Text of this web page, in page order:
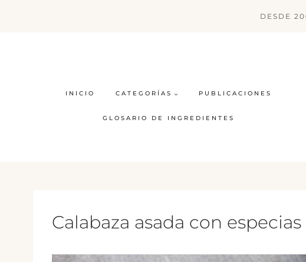
DESDE
INICIO CATEGORÍAS PUBLICACIONES
GLOSARIO DE INGREDIENTES
Calabaza asada con especias